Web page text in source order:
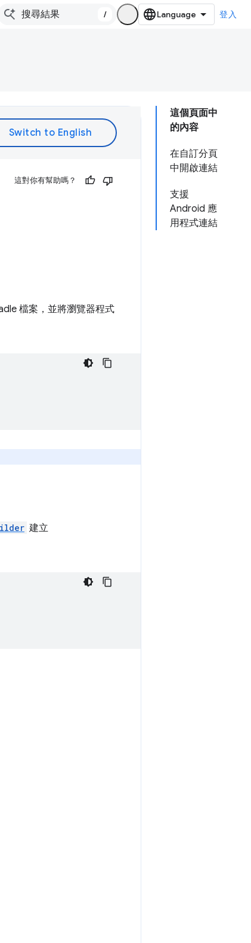
/ 登入
這個頁面中
的內容
在自訂分頁
中開啟連結
支援
Android 應
用程式連結
這對你有幫助嗎？
檔案，並將瀏覽器程式
建立